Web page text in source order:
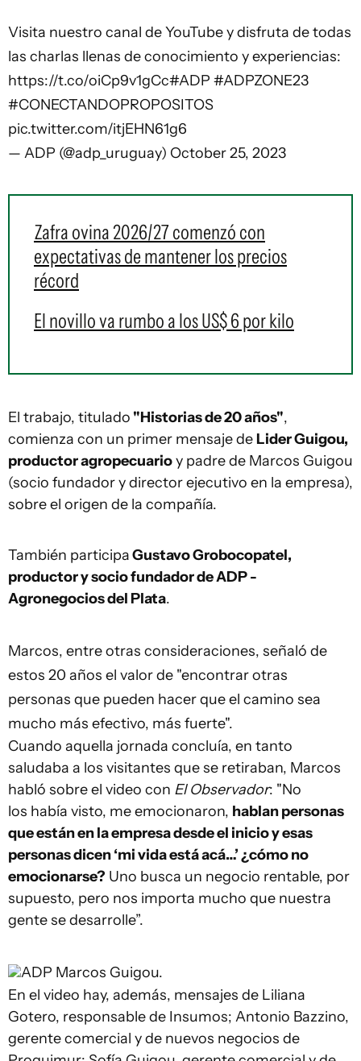
Visita nuestro canal de YouTube y disfruta de todas
las charlas llenas de conocimiento y experiencias:
https://t.co/oiCp9v1gCc#ADP #ADPZONE23
#CONECTANDOPROPOSITOS
pic.twitter.com/itjEHN61g6
— ADP (@adp_uruguay) October 25, 2023
Zafra ovina 2026/27 comenzó con
expectativas de mantener los precios
récord
El novillo va rumbo a los US$ 6 por kilo
El trabajo, titulado "Historias de 20 años",
comienza con un primer mensaje de Lider Guigou,
productor agropecuarioy padre de Marcos Guigou
(socio fundador y director ejecutivo en la empresa),
sobre el origen de la compañía.
También participaGustavo Grobocopatel,
productor y socio fundador de ADP -
Agronegocios del Plata.
Marcos, entre otras consideraciones, señaló de
estos 20 años el valor de "encontrar otras
personas que pueden hacer que el camino sea
mucho más efectivo, más fuerte".
Cuando aquella jornada concluía, en tanto
saludaba a los visitantes que se retiraban, Marcos
habló sobre el video con El Observador: "No
los había visto, me emocionaron, hablan personas
que están en la empresa desde el inicio y esas
personas dicen ‘mi vida está acá…’ ¿cómo no
emocionarse? Uno busca un negocio rentable, por
supuesto, pero nos importa mucho que nuestra
gente se desarrolle”.
ADP Marcos Guigou.
En el video hay, además, mensajes de Liliana
Gotero, responsable de Insumos; Antonio Bazzino,
gerente comercial y de nuevos negocios de